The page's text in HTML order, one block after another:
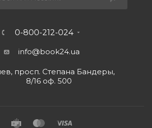
0-800-212-024
info@book24.ua
просп. Степана Бандеры,
8/16 оф. 500